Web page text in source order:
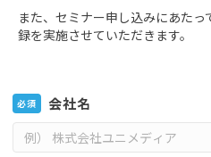
また、セミナー申し込みにあた
録を実施させていただきます。
必須 会社名